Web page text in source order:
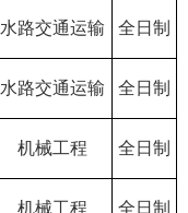
水路交通运输 全日制
水路交通运输 全日制
机械工程 全日制
机械工程 全日制